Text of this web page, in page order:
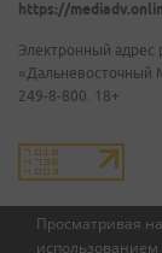
Просматривая
https://
Электронный адрес
«Дальневосточный
249-8-800. 18+